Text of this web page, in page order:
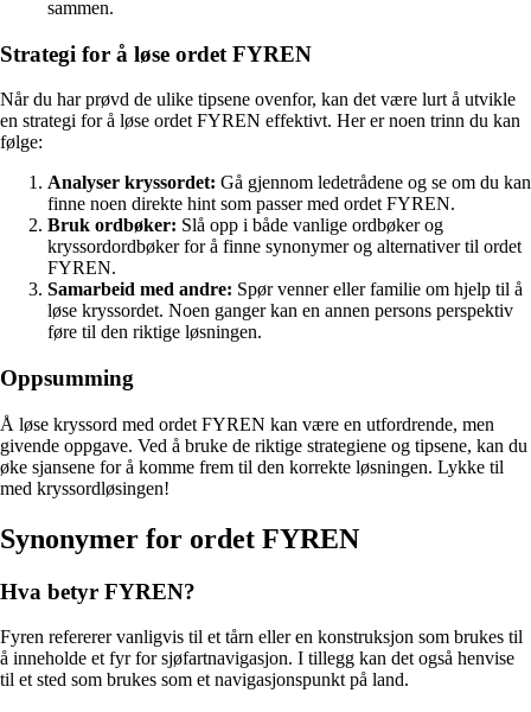
sammen.
Strategi for å løse ordet FYREN
Når du har prøvd de ulike tipsene ovenfor, kan det være lurt å utvikle
en strategi for å løse ordet FYREN effektivt. Her er noen trinn du kan
følge:
Analyser kryssordet: Gå gjennom ledetrådene og se om du kan
finne noen direkte hint som passer med ordet FYREN.
Bruk ordbøker: Slå opp i både vanlige ordbøker og
kryssordordbøker for å finne synonymer og alternativer til ordet
FYREN.
Samarbeid med andre: Spør venner eller familie om hjelp til å
løse kryssordet. Noen ganger kan en annen persons perspektiv
føre til den riktige løsningen.
Oppsumming
Å løse kryssord med ordet FYREN kan være en utfordrende, men
givende oppgave. Ved å bruke de riktige strategiene og tipsene, kan du
øke sjansene for å komme frem til den korrekte løsningen. Lykke til
med kryssordløsingen!
Synonymer for ordet FYREN
Hva betyr FYREN?
Fyren refererer vanligvis til et tårn eller en konstruksjon som brukes til
å inneholde et fyr for sjøfartnavigasjon. I tillegg kan det også henvise
til et sted som brukes som et navigasjonspunkt på land.